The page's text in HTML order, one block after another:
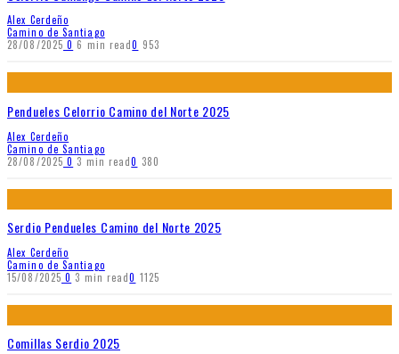
Alex Cerdeño
Camino de Santiago
28/08/2025 0 6 min read0 953
Pendueles Celorrio Camino del Norte 2025
Alex Cerdeño
Camino de Santiago
28/08/2025 0 3 min read0 380
Serdio Pendueles Camino del Norte 2025
Alex Cerdeño
Camino de Santiago
15/08/2025 0 3 min read0 1125
Comillas Serdio 2025